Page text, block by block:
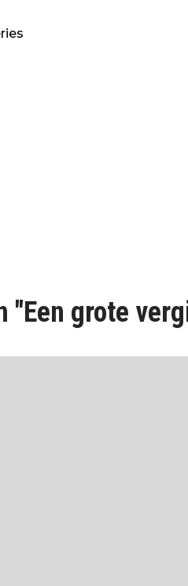
"Een grote